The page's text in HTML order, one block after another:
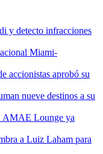
y detecto infracciones
Miami-
accionistas aprobó su
nueve destinos a su
AMAE Lounge ya
a Luiz Laham para